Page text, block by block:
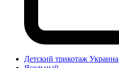
Детский трикотаж Украина